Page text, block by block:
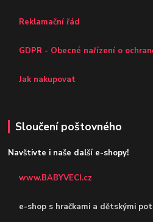
Reklamační řád
GDPR - Obecné nařízení o
Jak nakupovat
Sloučení poštovného
Navštivte i naše další e-shopy!
www.BABYVECI.cz
e-shop s hračkami a dětskými